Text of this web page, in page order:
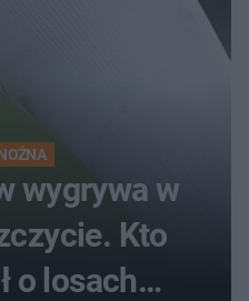
wygrywa w
Kto
o losach